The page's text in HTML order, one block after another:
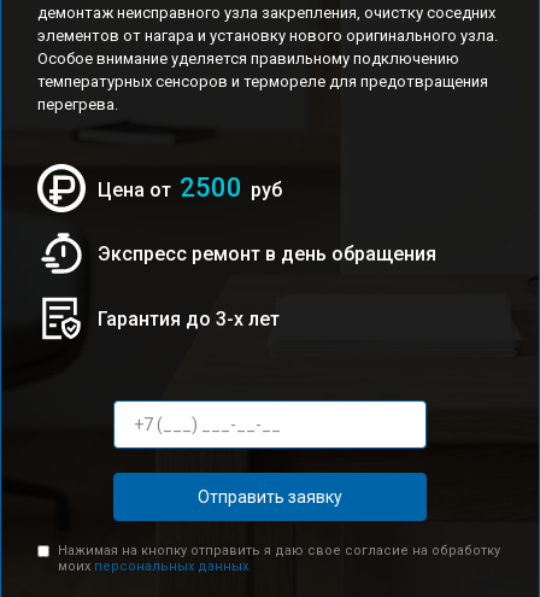
демонтаж неисправного узла закрепления, очистку соседних
элементов от нагара и установку нового оригинального узла.
Особое внимание уделяется правильному подключению
температурных сенсоров и термореле для предотвращения
перегрева.
Цена от 2500 руб
Экспресс ремонт в день обращения
Гарантия до 3-х лет
Отправить заявку
Нажимая на кнопку отправить я даю свое согласие на обработку
моих персональных данных.